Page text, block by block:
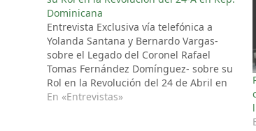
Dominicana
Entrevista Exclusiva vía telefónica a
Yolanda Santana y Bernardo Vargas-
sobre el Legado del Coronel Rafael
Tomas Fernández Domínguez- sobre su
Rol en la Revolución del 24 de Abril en
República Dominicana.
En «Entrevistas»